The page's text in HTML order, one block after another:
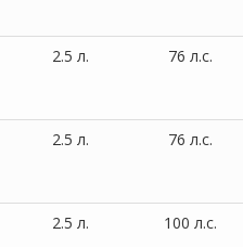
2.5 л. 76 л.с.
2.5 л. 76 л.с.
2.5 л. 100 л.с.